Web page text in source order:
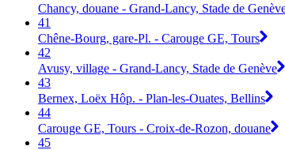
Chancy, douane - Grand-Lancy, Stade de
41
Chêne-Bourg, gare-Pl. - Carouge GE, Tours
42
Avusy, village - Grand-Lancy, Stade de Genève
43
Bernex, Loëx Hôp. - Plan-les-Ouates, Bellins
44
Carouge GE, Tours - Croix-de-Rozon, douane
45